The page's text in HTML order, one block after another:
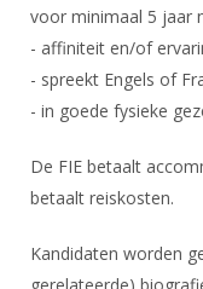
Alle Verenigingen
Oprichting Vereniging
JEC
Wedstrijdorganisatie
Nieuws
Aanvragen van
Scheidsrechterslijst
Scheidsrechter
Opleidingen
Tuchtzaken
Archief
voor minimaal 5 jaar
- affiniteit en/of
- spreekt Engels of
- in goede fysieke
De FIE betaalt
betaalt reiskosten.
Kandidaten worden